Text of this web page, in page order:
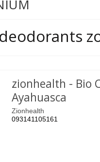
zionhealth - Bio
Ayahuasca
Zionhealth
093141105161